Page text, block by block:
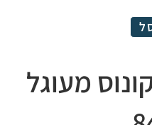
מעוגל